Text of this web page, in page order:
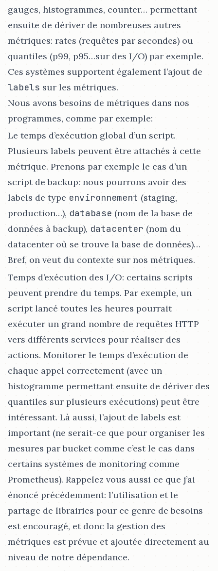
gauges, histogrammes, counter…​ permettant
ensuite de dériver de nombreuses autres
métriques: rates (requêtes par secondes) ou
quantiles (p99, p95…​sur des I/O) par exemple.
Ces systèmes supportent également l’ajout de
labels sur les métriques.
Nous avons besoins de métriques dans nos
programmes, comme par exemple:
Le temps d’exécution global d’un script.
Plusieurs labels peuvent être attachés à cette
métrique. Prenons par exemple le cas d’un
script de backup: nous pourrons avoir des
labels de type environnement (staging,
production…​), database (nom de la base de
données à backup), datacenter (nom du
datacenter où se trouve la base de données)…​
Bref, on veut du contexte sur nos métriques.
Temps d’exécution des I/O: certains scripts
peuvent prendre du temps. Par exemple, un
script lancé toutes les heures pourrait
exécuter un grand nombre de requêtes HTTP
vers différents services pour réaliser des
actions. Monitorer le temps d’exécution de
chaque appel correctement (avec un
histogramme permettant ensuite de dériver des
quantiles sur plusieurs exécutions) peut être
intéressant. Là aussi, l’ajout de labels est
important (ne serait-ce que pour organiser les
mesures par bucket comme c’est le cas dans
certains systèmes de monitoring comme
Prometheus). Rappelez vous aussi ce que j’ai
énoncé précédemment: l’utilisation et le
partage de librairies pour ce genre de besoins
est encouragé, et donc la gestion des
métriques est prévue et ajoutée directement au
niveau de notre dépendance.